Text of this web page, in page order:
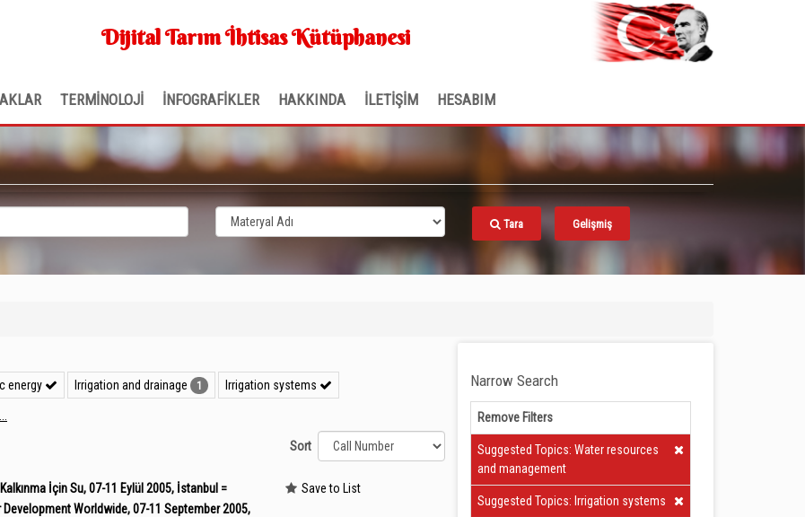
Dijital Tarım İhtisas Kütüphanesi
TERMİNOLOJİ İNFOGRAFİKLER HAKKINDA İLETİŞİM HESABIM
Tara Gelişmiş
energy Irrigation and drainage 1 Irrigation systems
Sort
İçin Su, 07-11 Eylül 2005, İstanbul =
Worldwide, 07-11 September 2005,
Save to List
Narrow Search
Remove Filters
Clear Filter
Suggested Topics: Water resources
and management
Clear Filter
Suggested Topics: Irrigation systems